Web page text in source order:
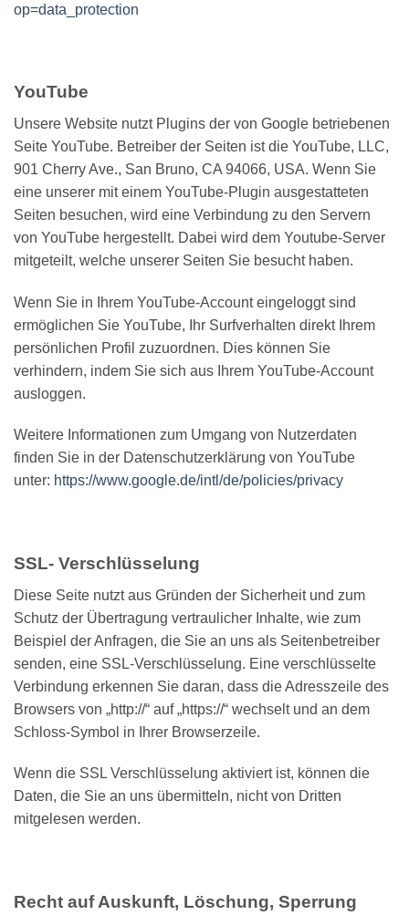
op=data_protection
YouTube
Unsere Website nutzt Plugins der von Google betriebenen
Seite YouTube. Betreiber der Seiten ist die YouTube, LLC,
901 Cherry Ave., San Bruno, CA 94066, USA. Wenn Sie
eine unserer mit einem YouTube-Plugin ausgestatteten
Seiten besuchen, wird eine Verbindung zu den Servern
von YouTube hergestellt. Dabei wird dem Youtube-Server
mitgeteilt, welche unserer Seiten Sie besucht haben.
Wenn Sie in Ihrem YouTube-Account eingeloggt sind
ermöglichen Sie YouTube, Ihr Surfverhalten direkt Ihrem
persönlichen Profil zuzuordnen. Dies können Sie
verhindern, indem Sie sich aus Ihrem YouTube-Account
ausloggen.
Weitere Informationen zum Umgang von Nutzerdaten
finden Sie in der Datenschutzerklärung von YouTube
unter: https://www.google.de/intl/de/policies/privacy
SSL- Verschlüsselung
Diese Seite nutzt aus Gründen der Sicherheit und zum
Schutz der Übertragung vertraulicher Inhalte, wie zum
Beispiel der Anfragen, die Sie an uns als Seitenbetreiber
senden, eine SSL-Verschlüsselung. Eine verschlüsselte
Verbindung erkennen Sie daran, dass die Adresszeile des
Browsers von „http://“ auf „https://“ wechselt und an dem
Schloss-Symbol in Ihrer Browserzeile.
Wenn die SSL Verschlüsselung aktiviert ist, können die
Daten, die Sie an uns übermitteln, nicht von Dritten
mitgelesen werden.
Recht auf Auskunft, Löschung, Sperrung